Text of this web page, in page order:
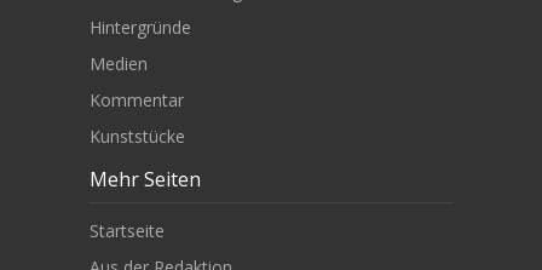
Hintergründe
Medien
Kommentar
Kunststücke
Mehr Seiten
Startseite